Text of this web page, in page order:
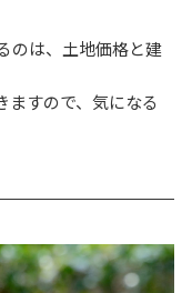
のは、土地価格と建
ますので、気になる